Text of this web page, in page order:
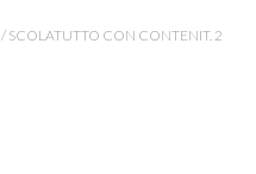
/ SCOLATUTTO CON CONTENIT. 2